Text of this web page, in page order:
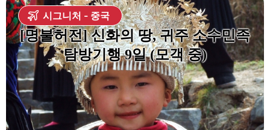
시그니처 중국
[명불허전] 신화의 땅, 귀주 소수민족
탐방기행 9일 (모객 중)